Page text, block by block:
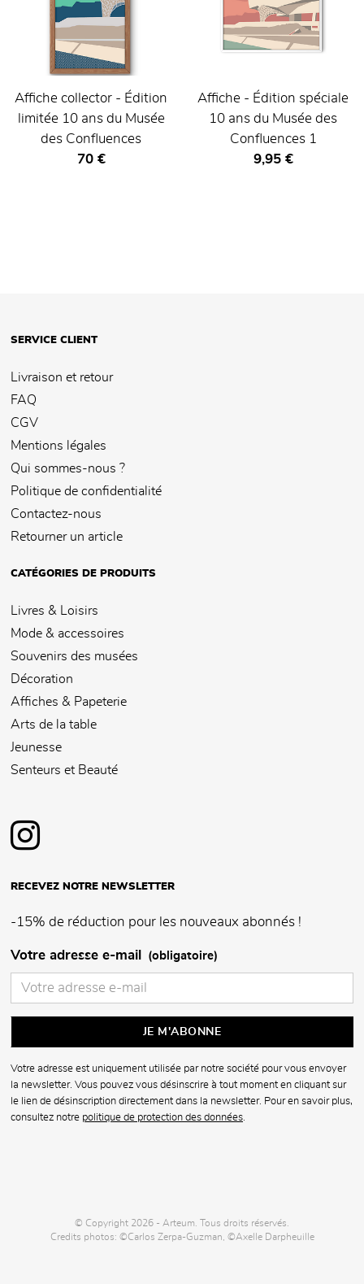
Affiche collector - Édition
limitée 10 ans du Musée
des Confluences
Prix ​​actuel
70 €
Affiche - Édition spéciale
10 ans du Musée des
Confluences 1
Prix ​​actuel
9,95 €
SERVICE CLIENT
Livraison et retour
FAQ
CGV
Mentions légales
Qui sommes-nous ?
Politique de confidentialité
Contactez-nous
Retourner un article
CATÉGORIES DE PRODUITS
Livres & Loisirs
Mode & accessoires
Souvenirs des musées
Décoration
Affiches & Papeterie
Arts de la table
Jeunesse
Senteurs et Beauté
RECEVEZ NOTRE NEWSLETTER
-15% de réduction pour les nouveaux abonnés !
Votre adresse e-mail (obligatoire)
Votre adresse est uniquement utilisée par notre société pour vous envoyer
la newsletter. Vous pouvez vous désinscrire à tout moment en cliquant sur
le lien de désinscription directement dans la newsletter. Pour en savoir plus,
consultez notre politique de protection des données.
© Copyright 2026 - Arteum. Tous droits réservés.
Credits photos: ©Carlos Zerpa-Guzman, ©Axelle Darpheuille